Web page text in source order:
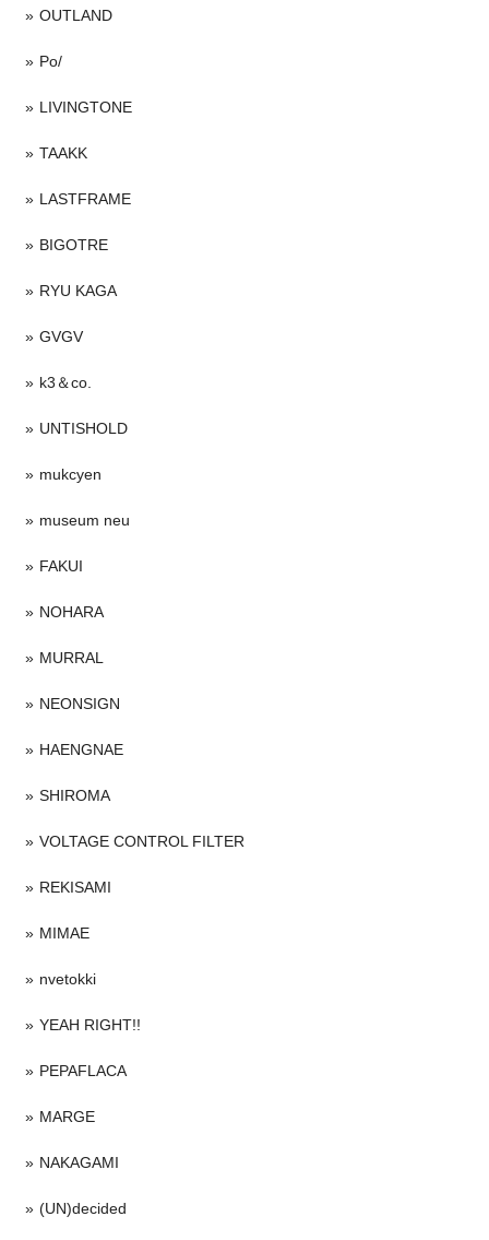
OUTLAND
Po/
LIVINGTONE
TAAKK
LASTFRAME
BIGOTRE
RYU KAGA
GVGV
k3＆co.
UNTISHOLD
mukcyen
museum neu
FAKUI
NOHARA
MURRAL
NEONSIGN
HAENGNAE
SHIROMA
VOLTAGE CONTROL FILTER
REKISAMI
MIMAE
nvetokki
YEAH RIGHT!!
PEPAFLACA
MARGE
NAKAGAMI
(UN)decided